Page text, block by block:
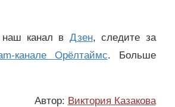
канал в Дзен, следите за
канале Орёлтаймс. Больше
Автор: Виктория Казакова